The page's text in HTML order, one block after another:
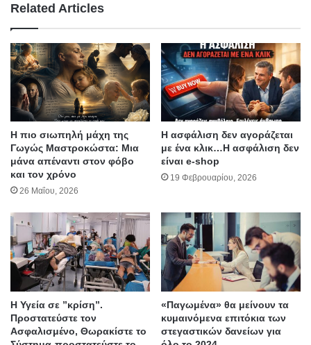
Related Articles
Η πιο σιωπηλή μάχη της
Γωγώς Μαστροκώστα: Μια
μάνα απέναντι στον φόβο
και τον χρόνο
26 Μαΐου, 2026
Η ασφάλιση δεν αγοράζεται
με ένα κλικ…Η ασφάλιση δεν
είναι e-shop
19 Φεβρουαρίου, 2026
Η Υγεία σε ”κρίση”.
Προστατεύστε τον
Ασφαλισμένο, Θωρακίστε το
«Παγωμένα» θα μείνουν τα
κυμαινόμενα επιτόκια των
στεγαστικών δανείων για